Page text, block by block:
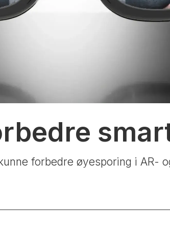
forbedre øyesporing i AR-